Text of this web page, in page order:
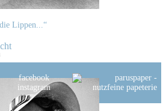
Lippen...“
facebook
instagram